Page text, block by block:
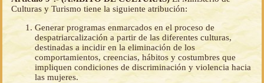
Culturas y Turismo tiene la siguiente atribución:
Generar programas enmarcados en el proceso de
despatriarcalización a partir de las diferentes culturas,
destinadas a incidir en la eliminación de los
comportamientos, creencias, hábitos y costumbres que
impliquen condiciones de discriminación y violencia hacia
las mujeres.